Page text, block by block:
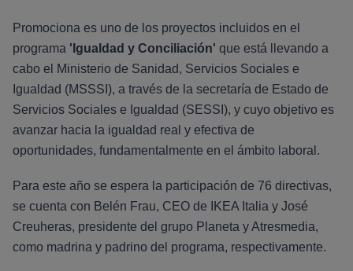
Promociona es uno de los proyectos incluidos en el
programa 'Igualdad y Conciliación' que está llevando a
cabo el Ministerio de Sanidad, Servicios Sociales e
Igualdad (MSSSI), a través de la secretaría de Estado de
Servicios Sociales e Igualdad (SESSI), y cuyo objetivo es
avanzar hacia la igualdad real y efectiva de
oportunidades, fundamentalmente en el ámbito laboral.
Para este año se espera la participación de 76 directivas,
se cuenta con Belén Frau, CEO de IKEA Italia y José
Creuheras, presidente del grupo Planeta y Atresmedia,
como madrina y padrino del programa, respectivamente.